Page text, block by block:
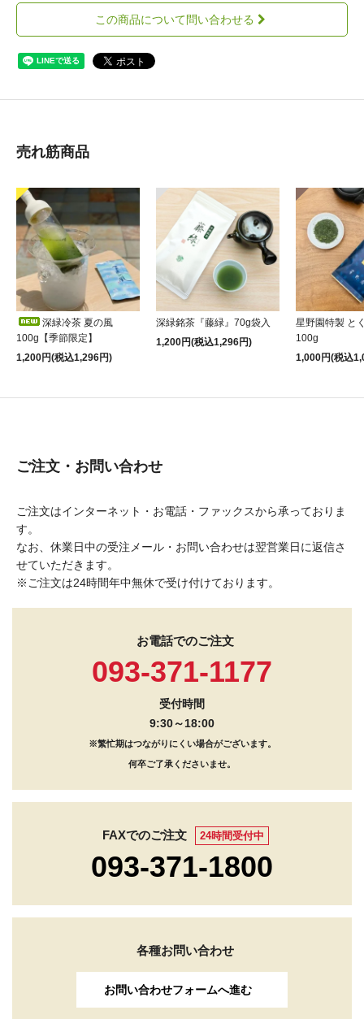
この商品について問い合わせる
売れ筋商品
深緑冷茶 夏の風
100g【季節限定】
1,200円(税込1,296円)
深緑銘茶『藤緑』70g袋入
1,200円(税込1,296円)
星野園特製 と
100g
1,000円(税込
ご注文・お問い合わせ
ご注文はインターネット・お電話・ファックスから承っておりま
す。
なお、休業日中の受注メール・お問い合わせは翌営業日に返信さ
せていただきます。
※ご注文は24時間年中無休で受け付けております。
お電話でのご注文
093-371-1177
受付時間
9:30～18:00
※繁忙期はつながりにくい場合がございます。
何卒ご了承くださいませ。
FAXでのご注文 24時間受付中
093-371-1800
各種お問い合わせ
お問い合わせフォームへ進む